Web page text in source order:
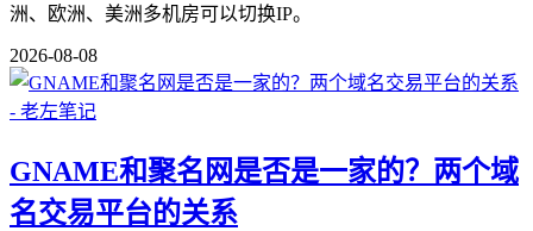
洲、欧洲、美洲多机房可以切换IP。
2026-08-08
GNAME和聚名网是否是一家的？两个域
名交易平台的关系